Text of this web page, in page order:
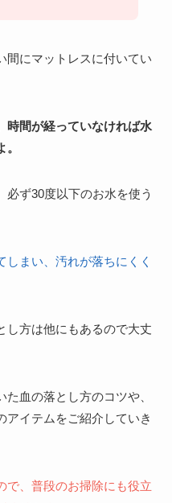
間にマットレスに付いてい
時間が経っていなければ水
ず30度以下のお水を使う
まい、汚れが落ちにくく
し方は他にもあるので大丈
血の落とし方のコツや、
アイテムをご紹介していき
で、普段のお掃除にも役立